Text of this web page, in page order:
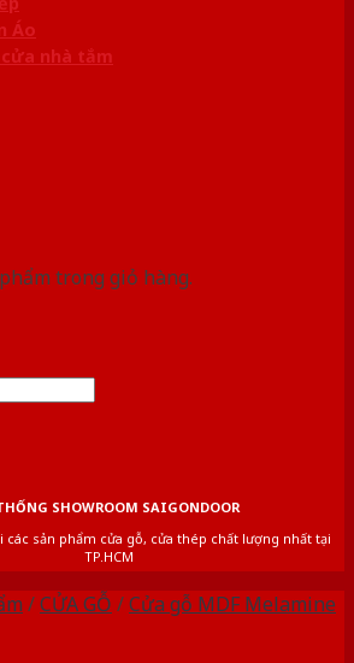
Áo
cửa nhà tắm
trong giỏ hàng.
SHOWROOM SAIGONDOOR
các sản phẩm cửa gỗ, cửa thép chất lượng nhất tại
TP.HCM
/CỬA GỖ /Cửa gỗ MDF Melamine